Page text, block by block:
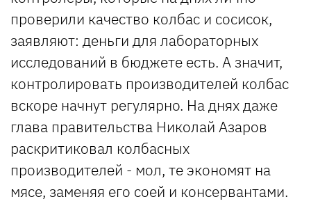
проверили качество колбас и сосисок,
заявляют: деньги для лабораторных
исследований в бюджете есть. А значит,
контролировать производителей колбас
вскоре начнут регулярно. На днях даже
глава правительства Николай Азаров
раскритиковал колбасных
производителей - мол, те экономят на
мясе, заменяя его соей и консервантами.